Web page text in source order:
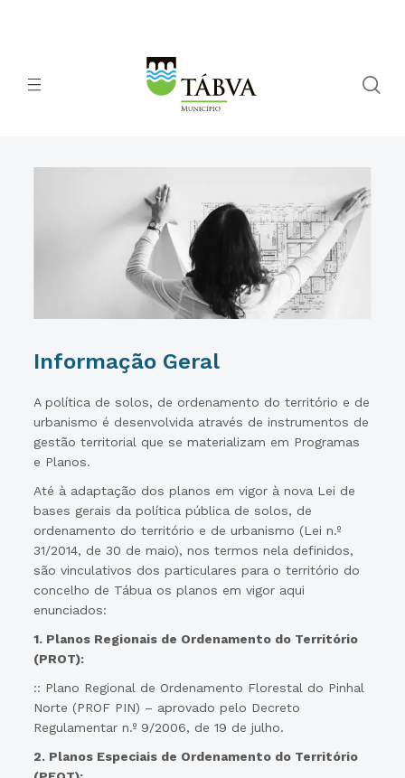
Informação Geral
A política de solos, de ordenamento do território e de
urbanismo é desenvolvida através de instrumentos de
gestão territorial que se materializam em Programas
e Planos.
Até à adaptação dos planos em vigor à nova Lei de
bases gerais da política pública de solos, de
ordenamento do território e de urbanismo (Lei n.º
31/2014, de 30 de maio), nos termos nela definidos,
são vinculativos dos particulares para o território do
concelho de Tábua os planos em vigor aqui
enunciados:
1. Planos Regionais de Ordenamento do Território
(PROT):
:: Plano Regional de Ordenamento Florestal do Pinhal
Norte (PROF PIN) – aprovado pelo Decreto
Regulamentar n.º 9/2006, de 19 de julho.
2. Planos Especiais de Ordenamento do Território